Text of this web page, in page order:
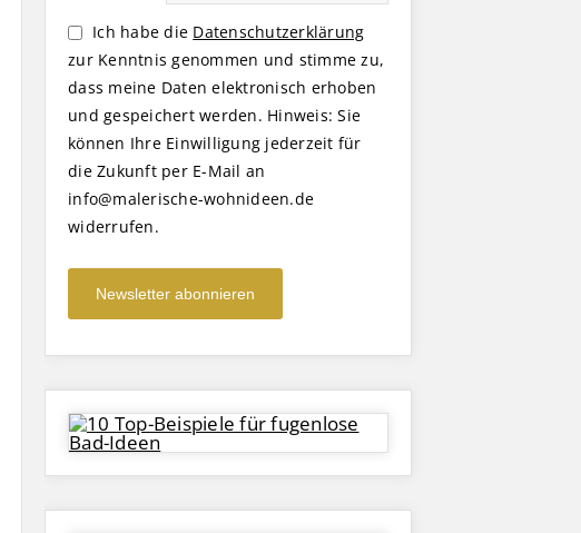
Ich habe die Datenschutzerklärung
zur Kenntnis genommen und stimme zu,
dass meine Daten elektronisch erhoben
und gespeichert werden. Hinweis: Sie
können Ihre Einwilligung jederzeit für
die Zukunft per E-Mail an
info@malerische-wohnideen.de
widerrufen.